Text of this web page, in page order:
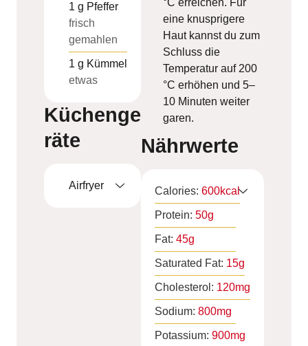
1 g Pfeffer
frisch
gemahlen
1 g Kümmel
etwas
Küchenge
räte
Airfryer
eine knusprigere
Haut kannst du zum
Schluss die
Temperatur auf 200
°C erhöhen und 5–
10 Minuten weiter
garen.
Nährwerte
Calories: 600kcal
Protein: 50g
Fat: 45g
Saturated Fat: 15g
Cholesterol: 120mg
Sodium: 800mg
Potassium: 900mg